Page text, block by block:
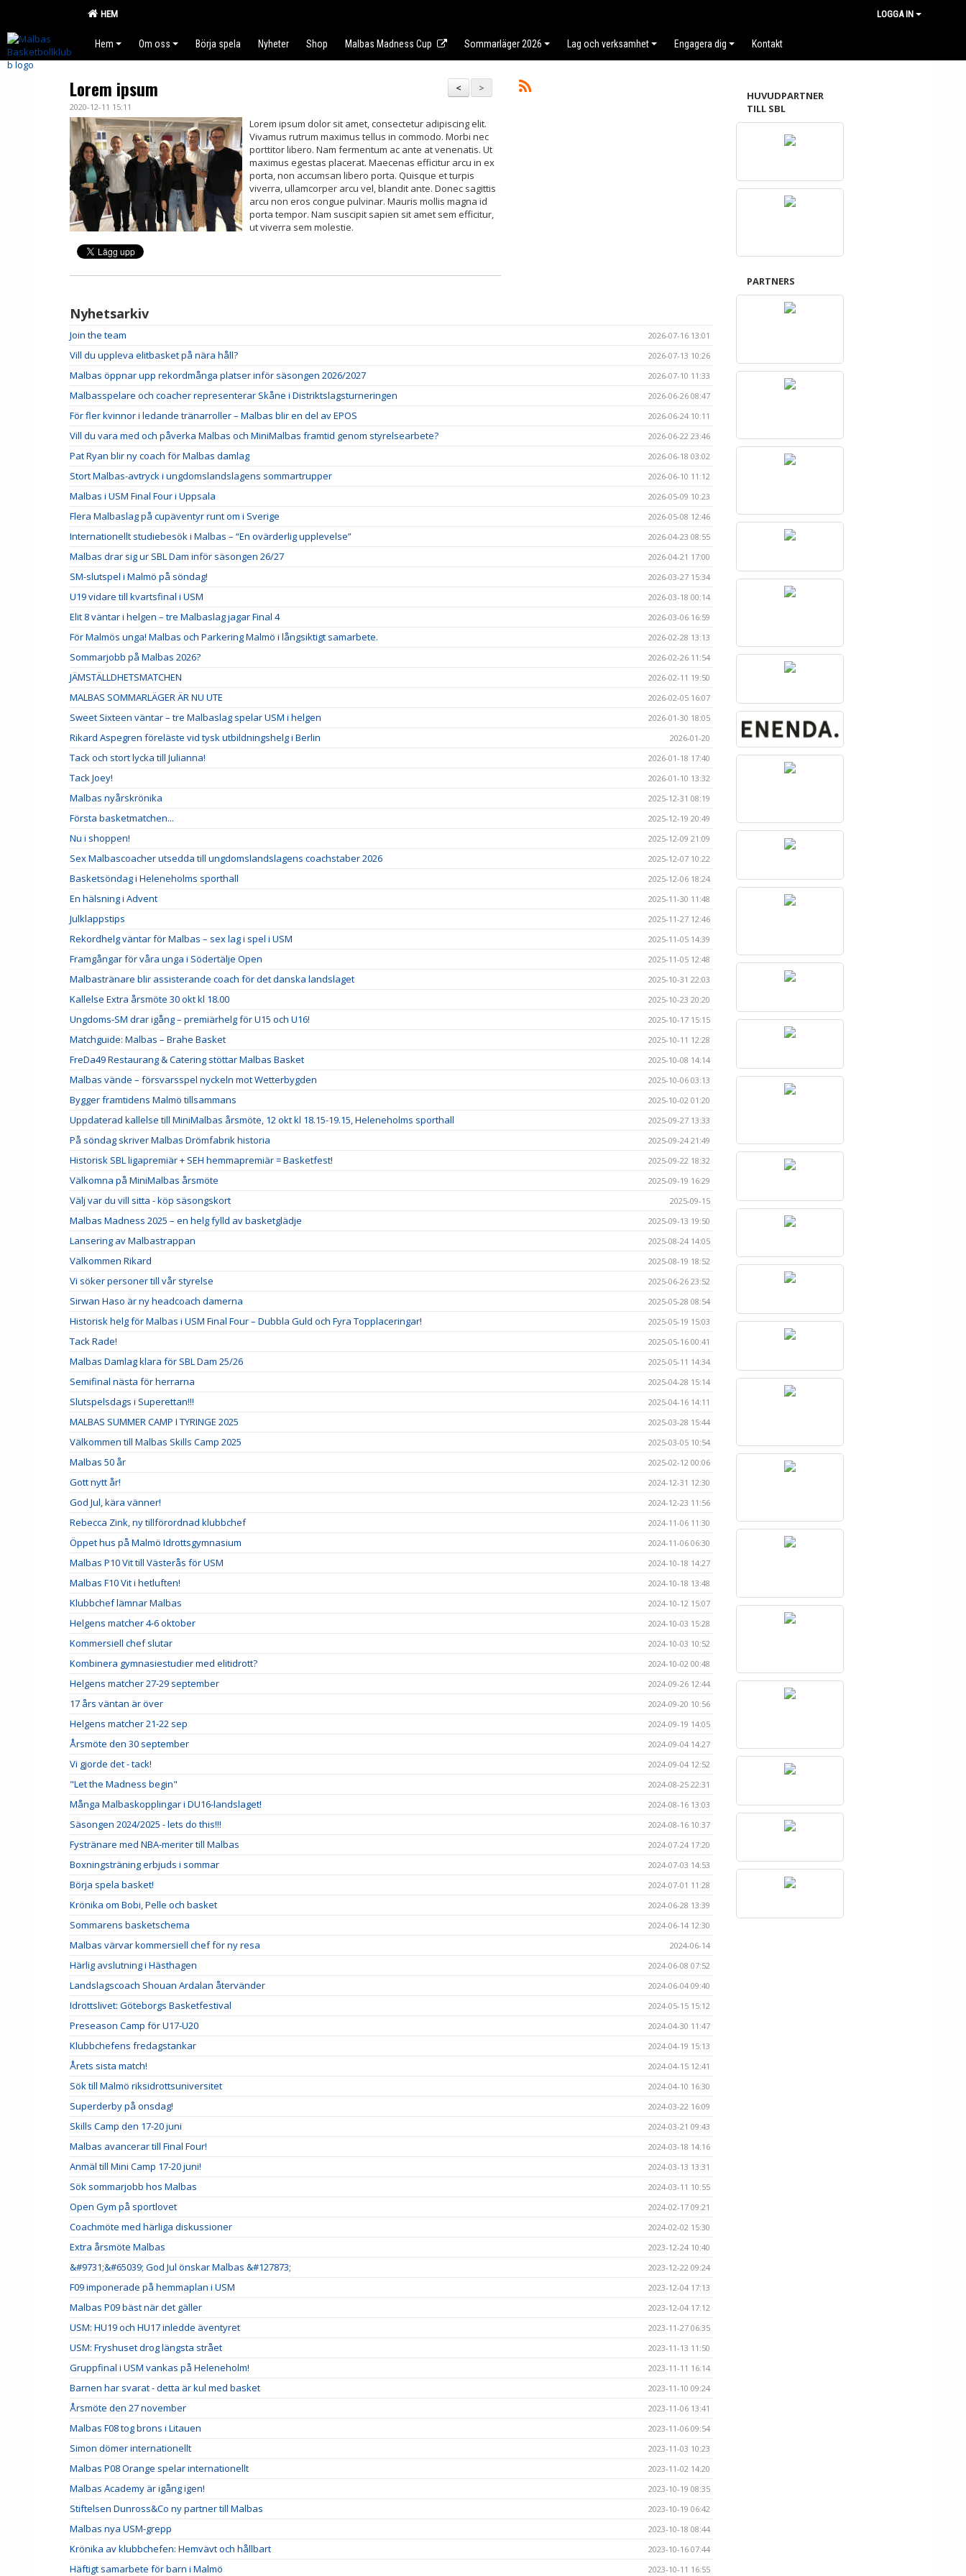
HEM LOGGA IN
Hem Om oss Börja spela Nyheter Shop Malbas Madness Cup Sommarläger 2026 Lag och verksamhet Engagera dig Kontakt
>
<
Lorem ipsum
2020-12-11 15:11
Lorem ipsum dolor sit amet, consectetur adipiscing elit.
Vivamus rutrum maximus tellus in commodo. Morbi nec
porttitor libero. Nam fermentum ac ante at venenatis. Ut
maximus egestas placerat. Maecenas efficitur arcu in ex
porta, non accumsan libero porta. Quisque et turpis
viverra, ullamcorper arcu vel, blandit ante. Donec sagittis
arcu non eros congue pulvinar. Mauris mollis magna id
porta tempor. Nam suscipit sapien sit amet sem efficitur,
ut viverra sem molestie.
Nyhetsarkiv
Join the team 2026-07-16 13:01
Vill du uppleva elitbasket på nära håll? 2026-07-13 10:26
Malbas öppnar upp rekordmånga platser inför säsongen 2026/2027 2026-07-10 11:33
Malbasspelare och coacher representerar Skåne i Distriktslagsturneringen 2026-06-26 08:47
För fler kvinnor i ledande tränarroller – Malbas blir en del av EPOS 2026-06-24 10:11
Vill du vara med och påverka Malbas och MiniMalbas framtid genom styrelsearbete? 2026-06-22 23:46
Pat Ryan blir ny coach för Malbas damlag 2026-06-18 03:02
Stort Malbas-avtryck i ungdomslandslagens sommartrupper 2026-06-10 11:12
Malbas i USM Final Four i Uppsala 2026-05-09 10:23
Flera Malbaslag på cupäventyr runt om i Sverige 2026-05-08 12:46
Internationellt studiebesök i Malbas – “En ovärderlig upplevelse” 2026-04-23 08:55
Malbas drar sig ur SBL Dam inför säsongen 26/27 2026-04-21 17:00
SM-slutspel i Malmö på söndag! 2026-03-27 15:34
U19 vidare till kvartsfinal i USM 2026-03-18 00:14
Elit 8 väntar i helgen – tre Malbaslag jagar Final 4 2026-03-06 16:59
För Malmös unga! Malbas och Parkering Malmö i långsiktigt samarbete. 2026-02-28 13:13
Sommarjobb på Malbas 2026? 2026-02-26 11:54
JÄMSTÄLLDHETSMATCHEN 2026-02-11 19:50
MALBAS SOMMARLÄGER ÄR NU UTE 2026-02-05 16:07
Sweet Sixteen väntar – tre Malbaslag spelar USM i helgen 2026-01-30 18:05
Rikard Aspegren föreläste vid tysk utbildningshelg i Berlin 2026-01-20
Tack och stort lycka till Julianna! 2026-01-18 17:40
Tack Joey! 2026-01-10 13:32
Malbas nyårskrönika 2025-12-31 08:19
Första basketmatchen... 2025-12-19 20:49
Nu i shoppen! 2025-12-09 21:09
Sex Malbascoacher utsedda till ungdomslandslagens coachstaber 2026 2025-12-07 10:22
Basketsöndag i Heleneholms sporthall 2025-12-06 18:24
En hälsning i Advent 2025-11-30 11:48
Julklappstips 2025-11-27 12:46
Rekordhelg väntar för Malbas – sex lag i spel i USM 2025-11-05 14:39
Framgångar för våra unga i Södertälje Open 2025-11-05 12:48
Malbastränare blir assisterande coach för det danska landslaget 2025-10-31 22:03
Kallelse Extra årsmöte 30 okt kl 18.00 2025-10-23 20:20
Ungdoms-SM drar igång – premiärhelg för U15 och U16! 2025-10-17 15:15
Matchguide: Malbas – Brahe Basket 2025-10-11 12:28
FreDa49 Restaurang & Catering stöttar Malbas Basket 2025-10-08 14:14
Malbas vände – försvarsspel nyckeln mot Wetterbygden 2025-10-06 03:13
Bygger framtidens Malmö tillsammans 2025-10-02 01:20
Uppdaterad kallelse till MiniMalbas årsmöte, 12 okt kl 18.15-19.15, Heleneholms sporthall 2025-09-27 13:33
På söndag skriver Malbas Drömfabrik historia 2025-09-24 21:49
Historisk SBL ligapremiär + SEH hemmapremiär = Basketfest! 2025-09-22 18:32
Välkomna på MiniMalbas årsmöte 2025-09-19 16:29
Välj var du vill sitta - köp säsongskort 2025-09-15
Malbas Madness 2025 – en helg fylld av basketglädje 2025-09-13 19:50
Lansering av Malbastrappan 2025-08-24 14:05
Välkommen Rikard 2025-08-19 18:52
Vi söker personer till vår styrelse 2025-06-26 23:52
Sirwan Haso är ny headcoach damerna 2025-05-28 08:54
Historisk helg för Malbas i USM Final Four – Dubbla Guld och Fyra Topplaceringar! 2025-05-19 15:03
Tack Rade! 2025-05-16 00:41
Malbas Damlag klara för SBL Dam 25/26 2025-05-11 14:34
Semifinal nästa för herrarna 2025-04-28 15:14
Slutspelsdags i Superettan!!! 2025-04-16 14:11
MALBAS SUMMER CAMP I TYRINGE 2025 2025-03-28 15:44
Välkommen till Malbas Skills Camp 2025 2025-03-05 10:54
Malbas 50 år 2025-02-12 00:06
Gott nytt år! 2024-12-31 12:30
God Jul, kära vänner! 2024-12-23 11:56
Rebecca Zink, ny tillförordnad klubbchef 2024-11-06 11:30
Öppet hus på Malmö Idrottsgymnasium 2024-11-06 06:30
Malbas P10 Vit till Västerås för USM 2024-10-18 14:27
Malbas F10 Vit i hetluften! 2024-10-18 13:48
Klubbchef lämnar Malbas 2024-10-12 15:07
Helgens matcher 4-6 oktober 2024-10-03 15:28
Kommersiell chef slutar 2024-10-03 10:52
Kombinera gymnasiestudier med elitidrott? 2024-10-02 00:48
Helgens matcher 27-29 september 2024-09-26 12:44
17 års väntan är över 2024-09-20 10:56
Helgens matcher 21-22 sep 2024-09-19 14:05
Årsmöte den 30 september 2024-09-04 14:27
Vi gjorde det - tack! 2024-09-04 12:52
"Let the Madness begin" 2024-08-25 22:31
Många Malbaskopplingar i DU16-landslaget! 2024-08-16 13:03
Säsongen 2024/2025 - lets do this!!! 2024-08-16 10:37
Fystränare med NBA-meriter till Malbas 2024-07-24 17:20
Boxningsträning erbjuds i sommar 2024-07-03 14:53
Börja spela basket! 2024-07-01 11:28
Krönika om Bobi, Pelle och basket 2024-06-28 13:39
Sommarens basketschema 2024-06-14 12:30
Malbas värvar kommersiell chef för ny resa 2024-06-14
Härlig avslutning i Hästhagen 2024-06-08 07:52
Landslagscoach Shouan Ardalan återvänder 2024-06-04 09:40
Idrottslivet: Göteborgs Basketfestival 2024-05-15 15:12
Preseason Camp för U17-U20 2024-04-30 11:47
Klubbchefens fredagstankar 2024-04-19 15:13
Årets sista match! 2024-04-15 12:41
Sök till Malmö riksidrottsuniversitet 2024-04-10 16:30
Superderby på onsdag! 2024-03-22 16:09
Skills Camp den 17-20 juni 2024-03-21 09:43
Malbas avancerar till Final Four! 2024-03-18 14:16
Anmäl till Mini Camp 17-20 juni! 2024-03-13 13:31
Sök sommarjobb hos Malbas 2024-03-11 10:55
Open Gym på sportlovet 2024-02-17 09:21
Coachmöte med härliga diskussioner 2024-02-02 15:30
Extra årsmöte Malbas 2023-12-24 10:40
&#9731;&#65039; God Jul önskar Malbas &#127873; 2023-12-22 09:24
F09 imponerade på hemmaplan i USM 2023-12-04 17:13
Malbas P09 bäst när det gäller 2023-12-04 17:12
USM: HU19 och HU17 inledde äventyret 2023-11-27 06:35
USM: Fryshuset drog längsta strået 2023-11-13 11:50
Gruppfinal i USM vankas på Heleneholm! 2023-11-11 16:14
Barnen har svarat - detta är kul med basket 2023-11-10 09:24
Årsmöte den 27 november 2023-11-06 13:41
Malbas F08 tog brons i Litauen 2023-11-06 09:54
Simon dömer internationellt 2023-11-03 10:23
Malbas P08 Orange spelar internationellt 2023-11-02 14:20
Malbas Academy är igång igen! 2023-10-19 08:35
Stiftelsen Dunross&Co ny partner till Malbas 2023-10-19 06:42
Malbas nya USM-grepp 2023-10-18 08:44
Krönika av klubbchefen: Hemvävt och hållbart 2023-10-16 07:44
Häftigt samarbete för barn i Malmö 2023-10-11 16:55
HUVUDPARTNER
TILL SBL
PARTNERS